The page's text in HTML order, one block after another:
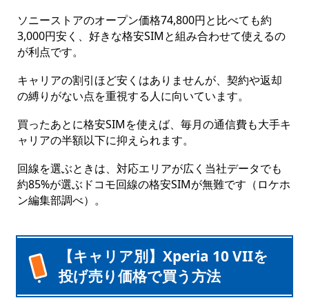
ソニーストアのオープン価格74,800円と比べても約
3,000円安く、好きな格安SIMと組み合わせて使えるの
が利点です。
キャリアの割引ほど安くはありませんが、契約や返却
の縛りがない点を重視する人に向いています。
買ったあとに格安SIMを使えば、毎月の通信費も大手キ
ャリアの半額以下に抑えられます。
回線を選ぶときは、対応エリアが広く当社データでも
約85%が選ぶドコモ回線の格安SIMが無難です（ロケホ
ン編集部調べ）。
【キャリア別】Xperia 10 VIIを
投げ売り価格で買う方法